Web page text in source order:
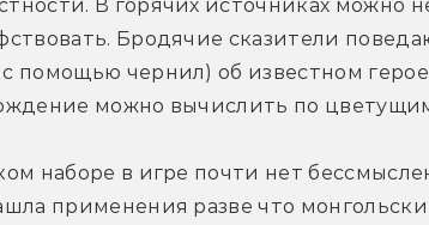
В горячих источниках можно
Бродячие сказители
помощью чернил) об известном
можно вычислить по
наборе в игре почти нет
применения разве что